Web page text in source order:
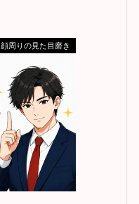
顔周りの見た目磨き